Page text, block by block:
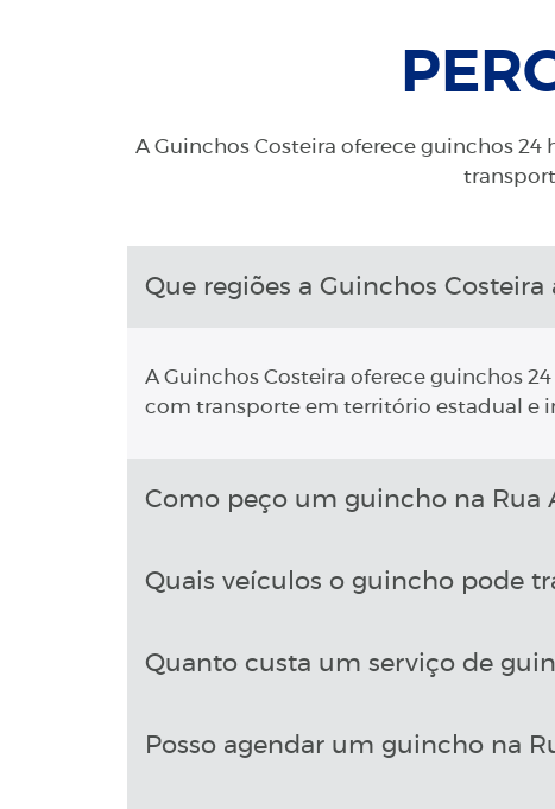
A Guinchos Costeira oferece guinchos 24
Que regiões a Guinchos Costeira
A Guinchos Costeira oferece guinchos
com transporte em território estadual e
Como peço um guincho na Rua
Quais veículos o guincho pode
Quanto custa um serviço de
Posso agendar um guincho na